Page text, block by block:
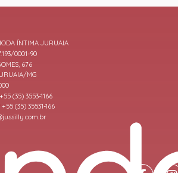
ÍNTIMA JURUAIA
0001-90
676
MG
(35) 3553-1166
(35) 35531-166